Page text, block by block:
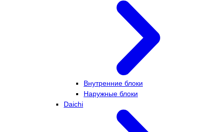
Внутренние блоки
Наружные блоки
Daichi